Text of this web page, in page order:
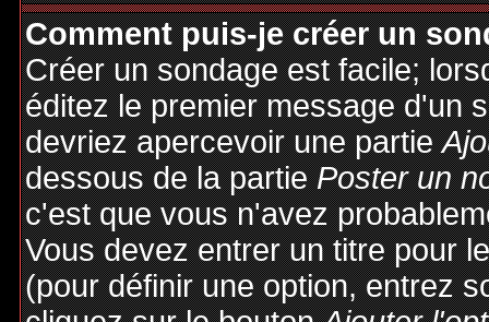
Comment puis-je créer un
Créer un sondage est facile;
éditez le premier message d'un
devriez apercevoir une partie
dessous de la partiePoster un
c'est que vous n'avez
Vous devez entrer un titre pour
(pour définir une option, entrez